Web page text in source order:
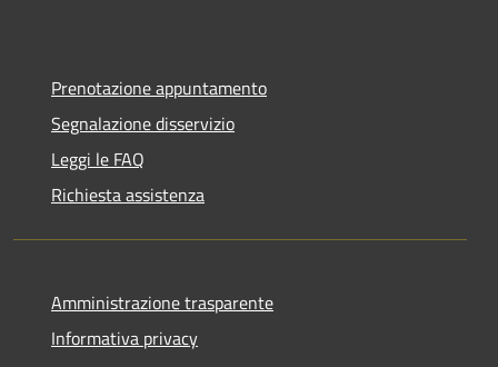
Prenotazione appuntamento
Segnalazione disservizio
Leggi le FAQ
Richiesta assistenza
Amministrazione trasparente
Informativa privacy